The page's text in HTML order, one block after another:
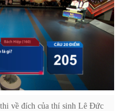
về đích của thí sinh Lê Đức